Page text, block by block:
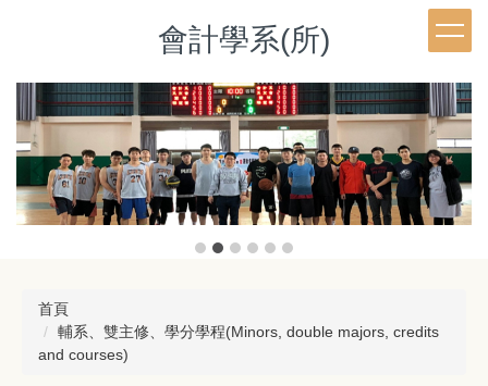
要
內
容
區
會計學系(所)
首頁
輔系、雙主修、學分學程(Minors, double majors, credits
and courses)